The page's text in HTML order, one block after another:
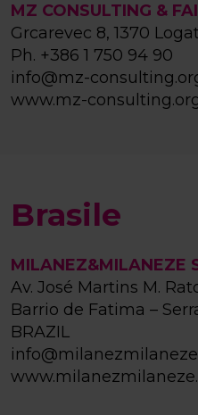
MZ CONSULTING &
Grcarevec 8, 1370
Ph. +386 1 750 94 90
info@mz-
www.mz-
Brasile
MILANEZ&MILANEZE
Av. José Martins M.
Barrio de Fatima –
BRAZIL